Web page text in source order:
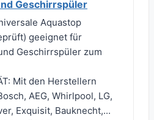
Geschirrspüler
Aquastop
geeignet für
Geschirrspüler zum
Mit den Herstellern
AEG, Whirlpool, LG,
Exquisit, Bauknecht,...